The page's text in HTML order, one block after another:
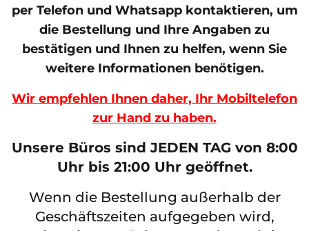
per Telefon und Whatsapp kontaktieren, um
die Bestellung und Ihre Angaben zu
bestätigen und Ihnen zu helfen, wenn Sie
weitere Informationen benötigen.
Wir empfehlen Ihnen daher, Ihr Mobiltelefon
zur Hand zu haben.
Unsere Büros sind JEDEN TAG von 8:00
Uhr bis 21:00 Uhr geöffnet.
Wenn die Bestellung außerhalb der
Geschäftszeiten aufgegeben wird,